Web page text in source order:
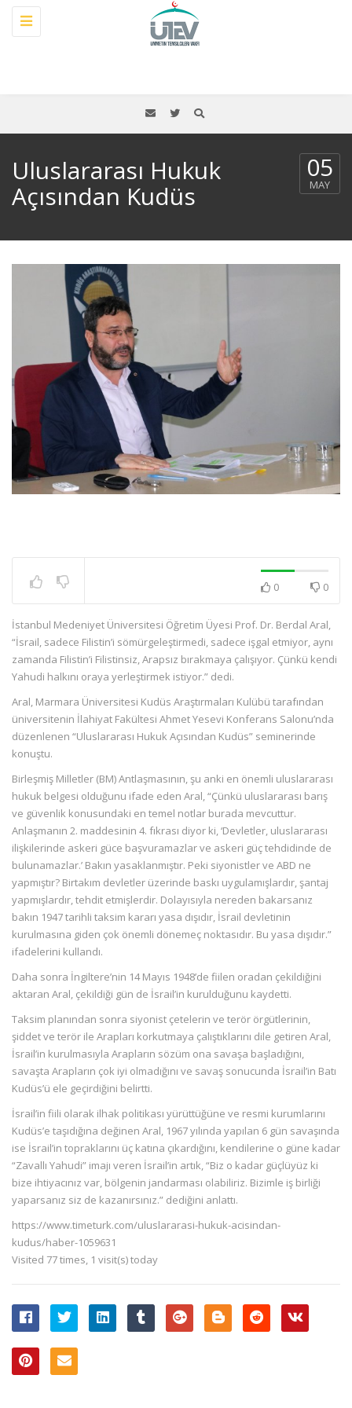
Toggle
navigation
Uluslararası Hukuk
Açısından Kudüs
05
MAY
0 0
İstanbul Medeniyet Üniversitesi Öğretim Üyesi Prof. Dr. Berdal Aral,
“İsrail, sadece Filistin’i sömürgeleştirmedi, sadece işgal etmiyor, aynı
zamanda Filistin’i Filistinsiz, Arapsız bırakmaya çalışıyor. Çünkü kendi
Yahudi halkını oraya yerleştirmek istiyor.” dedi.
Aral, Marmara Üniversitesi Kudüs Araştırmaları Kulübü tarafından
üniversitenin İlahiyat Fakültesi Ahmet Yesevi Konferans Salonu’nda
düzenlenen “Uluslararası Hukuk Açısından Kudüs” seminerinde
konuştu.
Birleşmiş Milletler (BM) Antlaşmasının, şu anki en önemli uluslararası
hukuk belgesi olduğunu ifade eden Aral, “Çünkü uluslararası barış
ve güvenlik konusundaki en temel notlar burada mevcuttur.
Anlaşmanın 2. maddesinin 4. fıkrası diyor ki, ‘Devletler, uluslararası
ilişkilerinde askeri güce başvuramazlar ve askeri güç tehdidinde de
bulunamazlar.’ Bakın yasaklanmıştır. Peki siyonistler ve ABD ne
yapmıştır? Birtakım devletler üzerinde baskı uygulamışlardır, şantaj
yapmışlardır, tehdit etmişlerdir. Dolayısıyla nereden bakarsanız
bakın 1947 tarihli taksim kararı yasa dışıdır, İsrail devletinin
kurulmasına giden çok önemli dönemeç noktasıdır. Bu yasa dışıdır.”
ifadelerini kullandı.
Daha sonra İngiltere’nin 14 Mayıs 1948’de fiilen oradan çekildiğini
aktaran Aral, çekildiği gün de İsrail’in kurulduğunu kaydetti.
Taksim planından sonra siyonist çetelerin ve terör örgütlerinin,
şiddet ve terör ile Arapları korkutmaya çalıştıklarını dile getiren Aral,
İsrail’in kurulmasıyla Arapların sözüm ona savaşa başladığını,
savaşta Arapların çok iyi olmadığını ve savaş sonucunda İsrail’in Batı
Kudüs’ü ele geçirdiğini belirtti.
İsrail’in fiili olarak ilhak politikası yürüttüğüne ve resmi kurumlarını
Kudüs’e taşıdığına değinen Aral, 1967 yılında yapılan 6 gün savaşında
ise İsrail’in topraklarını üç katına çıkardığını, kendilerine o güne kadar
“Zavallı Yahudi” imajı veren İsrail’in artık, “Biz o kadar güçlüyüz ki
bize ihtiyacınız var, bölgenin jandarması olabiliriz. Bizimle iş birliği
yaparsanız siz de kazanırsınız.” dediğini anlattı.
https://www.timeturk.com/uluslararasi-hukuk-acisindan-
kudus/haber-1059631
Visited 77 times, 1 visit(s) today